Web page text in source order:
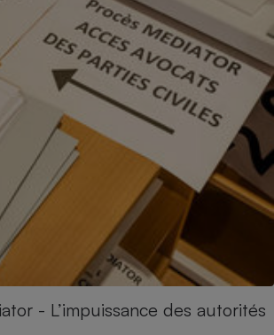
- L’impuissance des autorités